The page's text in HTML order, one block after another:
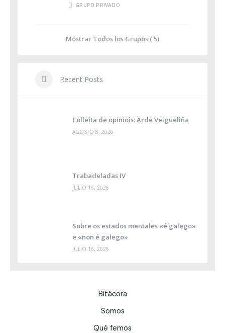
GRUPO PRIVADO
Mostrar Todos los Grupos ( 5)
Recent Posts
Colleita de opiniois: Arde Veigueliña
AGOSTO 8, 2026
Trabadeladas IV
JULIO 16, 2026
Sobre os estados mentales «é galego»
e «non é galego»
JULIO 16, 2026
Bitácora
Somos
Qué femos